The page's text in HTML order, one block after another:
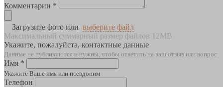
Комментарии *
Загрузите фото или выберите файл
Максимальный суммарный размер файлов 12MB
Укажите, пожалуйста, контактные данные
Данные не публикуются и нужны, чтобы ответить на ваш отзыв или вопрос
Имя *
Укажите Ваше имя или псевдоним
Телефон